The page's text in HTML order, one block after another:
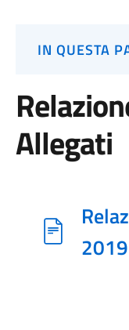
IN QUESTA
Allegati
2019